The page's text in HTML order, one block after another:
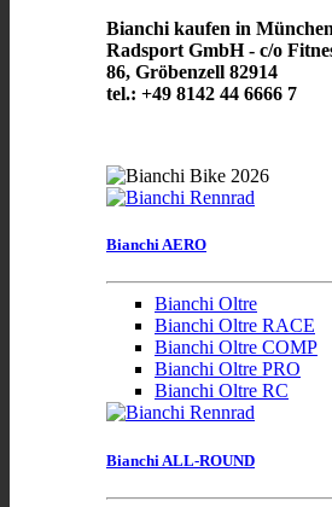
Bianchi kaufen in
Radsport GmbH - c/o
86, Gröbenzell 82914
tel.: +49 8142 44 6666 7
Bianchi AERO
Bianchi Oltre
Bianchi Oltre RACE
Bianchi Oltre COMP
Bianchi Oltre PRO
Bianchi Oltre RC
Bianchi ALL-ROUND